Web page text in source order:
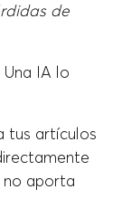
de
IA lo
tus artículos
no aporta